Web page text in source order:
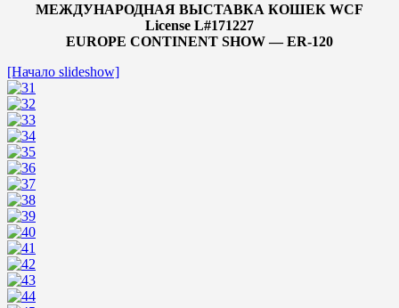
МЕЖДУНАРОДНАЯ ВЫСТАВКА КОШЕК WCF
License L#171227
EUROPE CONTINENT SHOW — ER-120
[Начало slideshow]